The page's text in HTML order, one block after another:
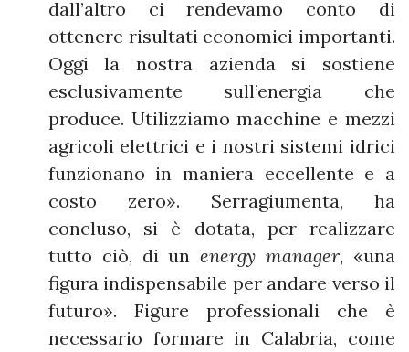
dall’altro ci rendevamo conto di
ottenere risultati economici importanti.
Oggi la nostra azienda si sostiene
esclusivamente sull’energia che
produce. Utilizziamo macchine e mezzi
agricoli elettrici e i nostri sistemi idrici
funzionano in maniera eccellente e a
costo zero». Serragiumenta, ha
concluso, si è dotata, per realizzare
tutto ciò, di unenergy manager, «una
figura indispensabile per andare verso il
futuro». Figure professionali che è
necessario formare in Calabria, come